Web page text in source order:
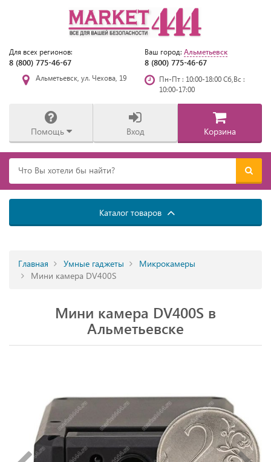
Для всех регионов:
8 (800) 775-46-67
Ваш город: Альметьевск
8 (800) 775-46-67
Альметьевск, ул. Чехова, 19
Пн-Пт : 10:00-18:00 Сб,Вс :
10:00-17:00
Помощь Вход Корзина
Каталог товаров
Главная Умные гаджеты
Микрокамеры
Мини камера DV400S
Мини камера DV400S в
Альметьевске